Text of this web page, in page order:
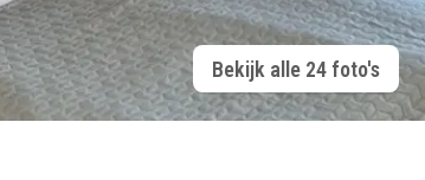
Bekijk alle 24 foto's